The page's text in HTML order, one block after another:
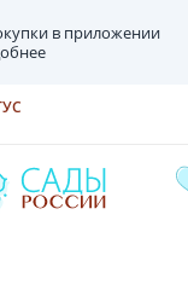
в приложении